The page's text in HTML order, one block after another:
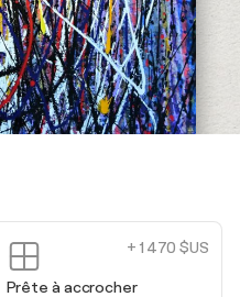
+ 1 470 $US
Prête à accrocher